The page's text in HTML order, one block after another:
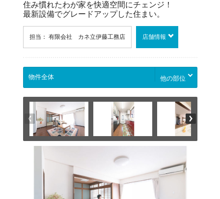
住み慣れたわが家を快適空間にチェンジ！
最新設備でグレードアップした住まい。
担当： 有限会社 カネ立伊藤工務店 店舗情報
他の部位